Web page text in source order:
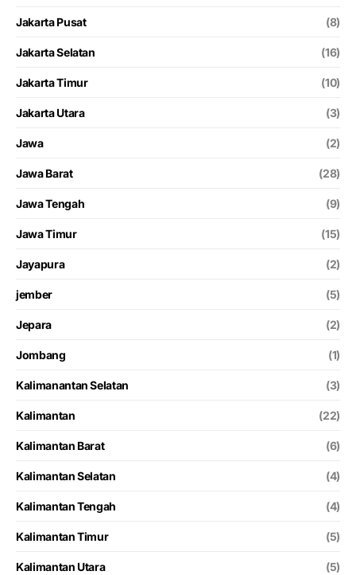
Jakarta Pusat (8)
Jakarta Selatan (16)
Jakarta Timur (10)
Jakarta Utara (3)
Jawa (2)
Jawa Barat (28)
Jawa Tengah (9)
Jawa Timur (15)
Jayapura (2)
jember (5)
Jepara (2)
Jombang (1)
Kalimanantan Selatan (3)
Kalimantan (22)
Kalimantan Barat (6)
Kalimantan Selatan (4)
Kalimantan Tengah (4)
Kalimantan Timur (5)
Kalimantan Utara (5)